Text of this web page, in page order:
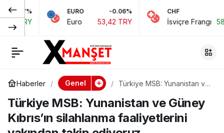
EURO -0.06%
Euro 53,42 TRY
CHF
İsviçre Frangı 58,48 TRY
Haberler Genel
Türkiye MSB: Yunanistan ve
faaliyetlerini yakından takip
ediyoruz
Türkiye MSB: Yunanistan ve Güney
Kıbrıs’ın silahlanma faaliyetlerini
Öztürkler:
Üniversiteler,
şekillendiren
merkezlerdir
0